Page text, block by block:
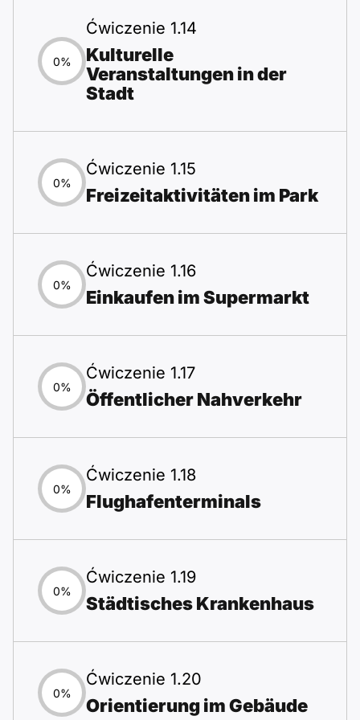
0%
Ćwiczenie 1.14
Kulturelle
Veranstaltungen in der
Stadt
0%
Ćwiczenie 1.15
Freizeitaktivitäten im Park
0%
Ćwiczenie 1.16
Einkaufen im Supermarkt
0%
Ćwiczenie 1.17
Öffentlicher Nahverkehr
0%
Ćwiczenie 1.18
Flughafenterminals
0%
Ćwiczenie 1.19
Städtisches Krankenhaus
0%
Ćwiczenie 1.20
Orientierung im Gebäude